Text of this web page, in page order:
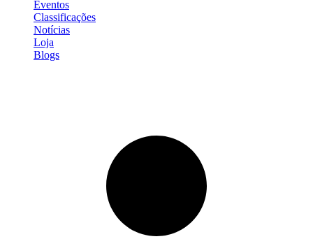
Eventos
Classificações
Notícias
Loja
Blogs